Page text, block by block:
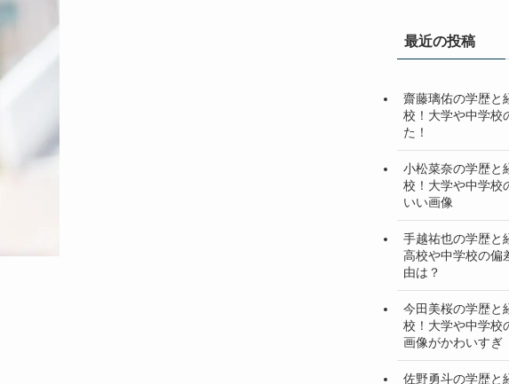
最近の投稿
齋藤璃佑の学歴と
校！大学や中学校
た！
小松菜奈の学歴と
校！大学や中学校
いい画像
手越祐也の学歴と
高校や中学校の偏
由は？
今田美桜の学歴と
校！大学や中学校
画像がかわいすぎ
佐野勇斗の学歴と